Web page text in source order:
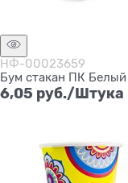
НФ-00023659
Бум стакан ПК
6,05 руб./Штука